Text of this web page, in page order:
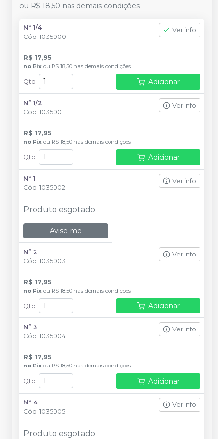
ou R$ 18,50 nas demais condições
Nº 1/4
Cód. 1035000
Ver info
R$ 17,95
no Pix ou R$ 18,50 nas demais condições
Qtd : Adicionar
Nº 1/2
Cód. 1035001
Ver info
R$ 17,95
no Pix ou R$ 18,50 nas demais condições
Qtd : Adicionar
Nº 1
Cód. 1035002
Ver info
Produto esgotado
Avise-me
Nº 2
Cód. 1035003
Ver info
R$ 17,95
no Pix ou R$ 18,50 nas demais condições
Qtd: Adicionar
Nº 3
Cód. 1035004
Ver info
R$ 17,95
no Pix ou R$ 18,50 nas demais condições
Qtd : Adicionar
Nº 4
Cód. 1035005
Ver info
Produto esgotado